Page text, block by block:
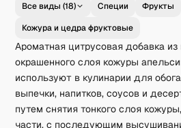
Все виды (18) Специи
Фрукты
Кожура и цедра фруктовые
Ароматная цитрусовая добавка из
окрашенного слоя кожуры
используют в кулинарии для
выпечки, напитков, соусов и
путем снятия тонкого слоя
части, с последующим